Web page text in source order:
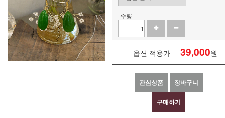
수량
옵션 적용가 39,000원
관심상품 장바구니
구매하기